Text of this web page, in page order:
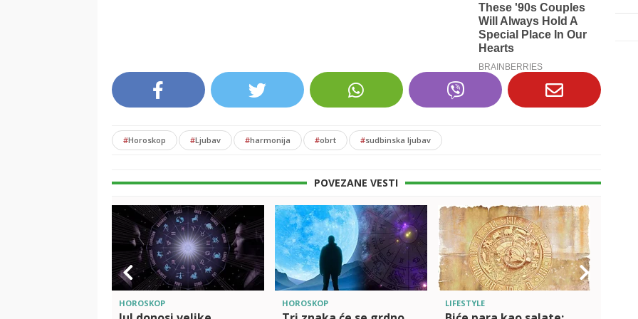
#Horoskop #Ljubav #harmonija #obrt #sudbinska ljubav
POVEZANE VESTI
HOROSKOP HOROSKOP LIFESTYLE